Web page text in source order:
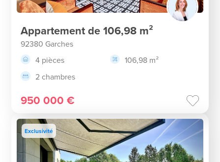
Appartement de 106,98 m²
92380 Garches
4 pièces
106,98 m²
2 chambres
950 000 €
Exclusivité